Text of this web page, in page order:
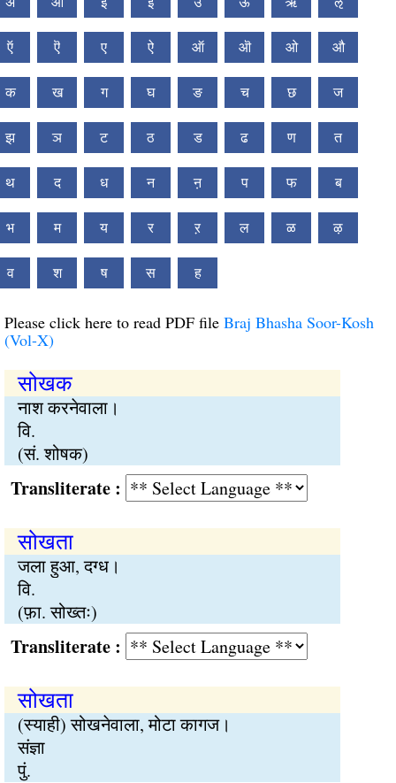
ऍ ऎ ए ऐ ऑ ऒ ओ औ
क ख ग घ ङ च छ ज
झ ञ ट ठ ड ढ ण त
थ द ध न ऩ प फ ब
भ म य र ऱ ल ळ ऴ
व श ष स ह
Please click here to read PDF file Braj Bhasha Soor-Kosh
(Vol-X)
सोखक
नाश करनेवाला।
वि.
(सं. शोषक)
:
सोखता
जला हुआ, दग्ध।
वि.
(फ़ा. सोख्तः)
:
सोखता
(स्याही) सोखनेवाला, मोटा कागज।
संज्ञा
पुं.